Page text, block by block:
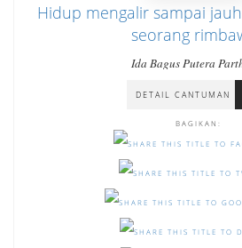
Hidup mengalir sampai
seorang
Ida Bagus Putera
DETAIL CANTUMAN
BAGIKAN: